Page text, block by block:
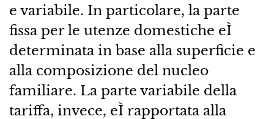
e variabile. In particolare, la parte
fissa per le utenze domestiche eÌ
determinata in base alla superficie e
alla composizione del nucleo
familiare. La parte variabile della
tariffa, invece, eÌ rapportata alla